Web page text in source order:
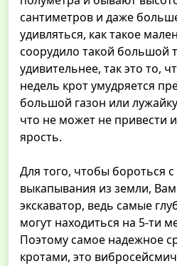
сантиметров и даже
удивляться, как такое
соорудило такой большой
удивительнее, так это то,
недель крот умудряется
большой газон или
что не может не привести
ярость.
Для того, чтобы бороться
выкапывания из земли,
экскаватор, ведь самые
могут находиться на 5-ти
Поэтому самое надежное
кротами, это